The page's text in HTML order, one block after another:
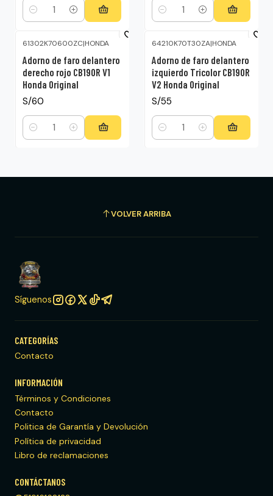
Cantidad Cantidad
61302K70600ZC|HONDA
Adorno de faro delantero
derecho rojo CB190R V1
Honda Original
S/60
Cantidad
64210K70T30ZA|HONDA
Adorno de faro delantero
izquierdo Tricolor CB190R
V2 Honda Original
S/55
Cantidad
VOLVER ARRIBA
Síguenos
CATEGORÍAS
Contacto
INFORMACIÓN
Términos y Condiciones
Contacto
Politica de Garantía y Devolución
Política de privacidad
Libro de reclamaciones
CONTÁCTANOS